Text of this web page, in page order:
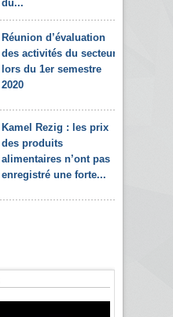
du...
Réunion d’évaluation
des activités du secteur
lors du 1er semestre
2020
Kamel Rezig : les prix
des produits
alimentaires n’ont pas
enregistré une forte...